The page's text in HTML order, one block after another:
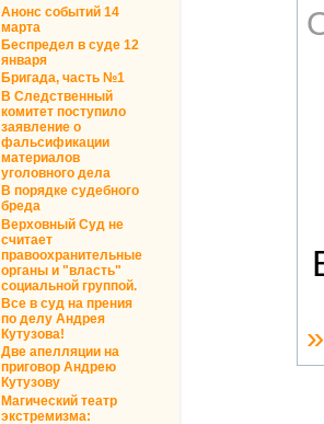
Анонс событий 14
марта
Беспредел в суде 12
января
Бригада, часть №1
В Следственный
комитет поступило
заявление о
фальсификации
материалов
уголовного дела
В порядке судебного
бреда
Верховный Суд не
считает
правоохранительные
органы и "власть"
социальной группой.
Все в суд на прения
по делу Андрея
Кутузова!
Две апелляции на
приговор Андрею
Кутузову
Магический театр
экстремизма: